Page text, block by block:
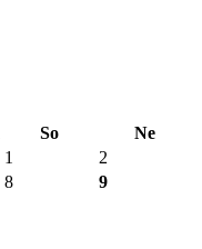
So
Ne
1
2
8 9